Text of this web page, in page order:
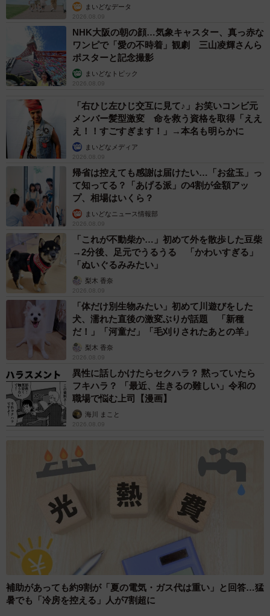
ものに加え、「この苦況を乗り越え 叶うべき夢の先へ」
Bクラスに低迷した期間を乗り越え、リーグ優勝を成し遂げ
たバファローズ。CSを戦えることに谷口会長は「いちファ
ンとしてすごくうれしい。頂点を目指して精いっぱい応援
したい」と意気込む。また、球場で流れる応援歌が全国ネ
ットの放送にのることもひそかな楽しみだという。「応援
歌がかっこいいな、と思ってファンが増えてくれたらこん
なにうれしいことはありません」
今もスタンドでは「いてまえ魂」「青波魂」の横断幕を並べて掲げる
10日に開幕するCS。例年と違う形ではあるが、紅牛會と蒼
誠会は外野席からチームにエールを送る。叶うべき夢の実
現はすぐそこまで来ている。
（まいどなニュース／神戸新聞・小森 有喜）
まいどなデータ
2026.08.09
NHK大阪の朝の顔…気象キャスター、真っ赤な
ワンピで「愛の不時着」観劇 三山凌輝さんら
ポスターと記念撮影
まいどなトピック
2026.08.09
「右ひじ左ひじ交互に見て♪」お笑いコンビ元
メンバー髪型激変 命を救う資格を取得「ええ
え！！すごすぎます！」→本名も明らかに
まいどなメディア
2026.08.09
帰省は控えても感謝は届けたい…「お盆玉」っ
て知ってる？「あげる派」の4割が金額アッ
プ、相場はいくら？
まいどなニュース情報部
2026.08.09
「これが不動柴か…」初めて外を散歩した豆柴
→2分後、足元でうるうる 「かわいすぎる」
「ぬいぐるみみたい」
梨木 香奈
2026.08.09
「体だけ別生物みたい」初めて川遊びをした
犬、濡れた直後の激変ぶりが話題 「新種
だ！」「河童だ」「毛刈りされたあとの羊」
梨木 香奈
2026.08.09
異性に話しかけたらセクハラ？ 黙っていたら
フキハラ？ 「最近、生きるの難しい」令和の
職場で悩む上司【漫画】
海川 まこと
2026.08.09
補助があっても約9割が「夏の電気・ガス代は重い」と回答…猛
暑でも「冷房を控える」人が7割超に